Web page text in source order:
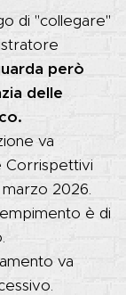
di "collegare"
però
delle
va
Corrispettivi
2026.
è di
va